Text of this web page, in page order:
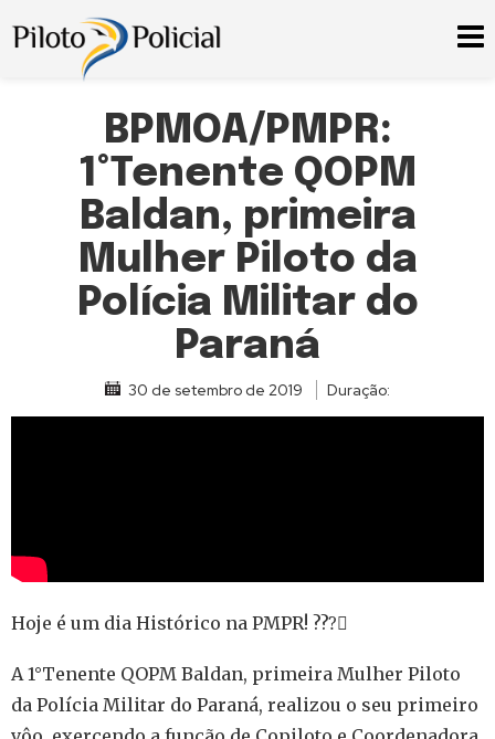
BPMOA/PMPR:
1°Tenente QOPM
Baldan, primeira
Mulher Piloto da
Polícia Militar do
Paraná
30 de setembro de 2019 Duração:
Hoje é um dia Histórico na PMPR! ???‍✈
A 1°Tenente QOPM Baldan, primeira Mulher Piloto
da Polícia Militar do Paraná, realizou o seu primeiro